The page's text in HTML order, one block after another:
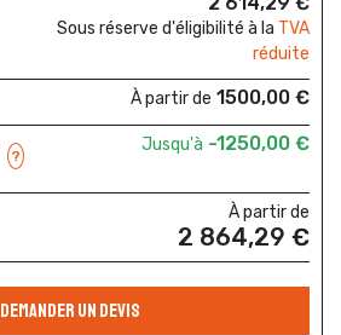
Sous réserve d'éligibilité à la TVA
réduite
À partir de 1500,00 €
?
Jusqu'à -1250,00 €
À partir de
2 864,29 €
DEMANDER UN DEVIS